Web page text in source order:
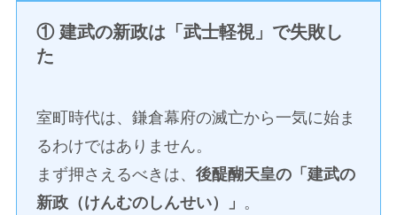
① 建武の新政は「武士軽視」で失敗し
た
室町時代は、鎌倉幕府の滅亡から一気に始ま
るわけではありません。
まず押さえるべきは、後醍醐天皇の「建武の
新政（けんむのしんせい）」 。